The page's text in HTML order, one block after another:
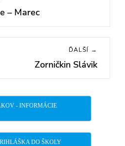
– Marec
ĎALŠÍ →
Zorničkin Slávik
- INFORMÁCIE
DO ŠKOLY